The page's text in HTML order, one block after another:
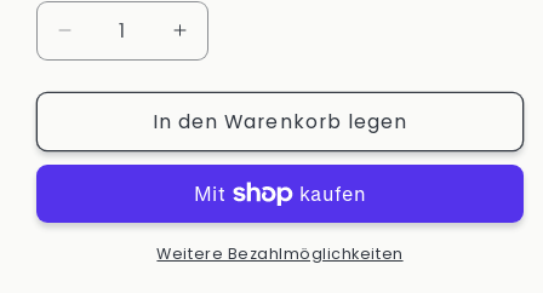
Verringere
die
Menge
Campaw
Shirt
Erhöhe
die
Menge
für
Campaw
T-
Shirt
-
In den Warenkorb legen
Weitere Bezahlmöglichkeiten